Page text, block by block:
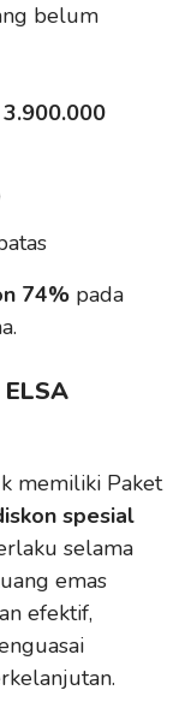
belum
3.900.000
74% pada
memiliki Paket
spesial
selama
emas
efektif,